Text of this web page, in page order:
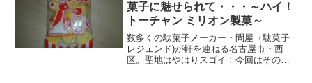
菓子に魅せられて・・・～ハイ！
トーチャン ミリオン製菓～
数多くの駄菓子メーカー・問屋（駄菓子
レジェンド)が軒を連ねる名古屋市・西
区。聖地はやはりスゴイ！今回はその名